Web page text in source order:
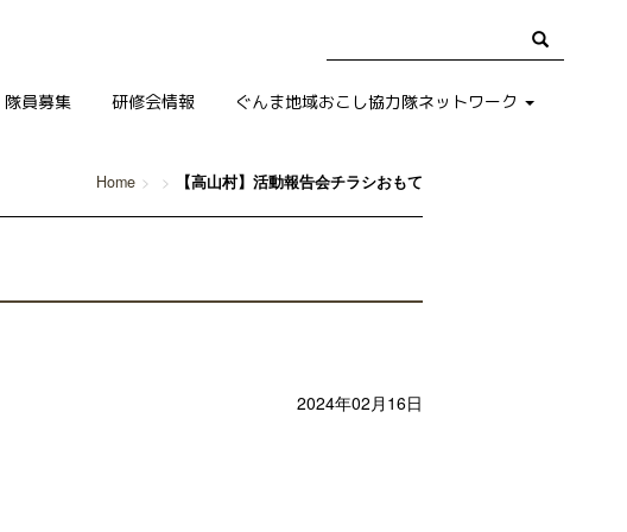
隊員募集 研修会情報 ぐんま地域おこし協力隊ネットワーク
Home 【高山村】活動報告会チラシおもて
2024年02月16日